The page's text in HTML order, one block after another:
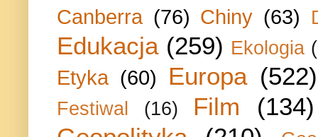
Canberra (76) Chiny (63)
Edukacja (259) Ekologia
Etyka (60) Europa (522)
Festiwal (16) Film
(134)